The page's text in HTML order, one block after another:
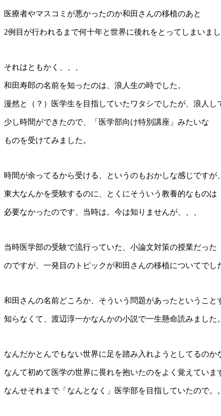
医療者やマスコミが悪かったのか和田さんの移植のあと
2例目が行われるまで何十年と世界に後れをとってしまいまし
それはともかく、、、
和田寿郎の名前を知ったのは、浪人生の時でした。
漫然と（？）医学生を目指していたワタシでしたが、浪人し
少し時間ができたので、「医学部向け特別講座」みたいな
ものを受けてみました。
時間が余ってるから受ける、というのもおかしな感じですが、
東大なんかを受験するのに、とくにそういう教養的なものは
必要なかったのです、当時は。今は知りませんが、、、
当時医学部の受験で流行っていた、小論文対策の授業だった
のですが、一発目のトピックが和田さんの移植についてでし
和田さんの名前どころか、そういう問題があったということ
知らなくて、渡辺淳一かなんかの小説で一生懸命読みました。
なんだかとんでもない世界に足を踏み入れようとしてるのか
なんて初めて医学の世界に畏れを抱いたのをよく覚えていま
なんせそれまで「なんとなく」医学部を目指していたので。